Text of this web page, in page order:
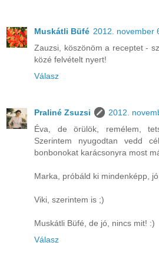
Muskátli Büfé 2012. november
Zauzsi, köszönöm a receptet -
közé felvételt nyert!
Válasz
Praliné Zsuzsi
2012.
Éva, de örülök, remélem,
Szerintem nyugodtan vedd
bonbonokat karácsonyra most
Marka, próbáld ki mindenképp,
Viki, szerintem is ;)
Muskátli Büfé, de jó, nincs mit! :)
Válasz